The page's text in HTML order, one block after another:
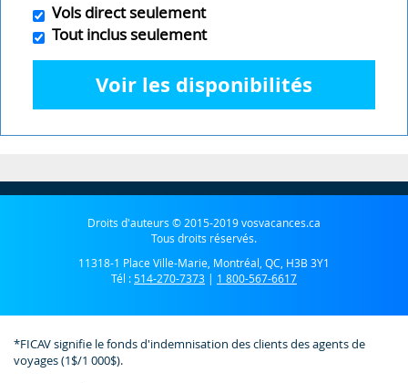
Vols direct seulement
Tout inclus seulement
Voir les disponibilités
Droits d'auteurs © 2015-2019 vosvacances.ca
Tous droits réservés.
11318-1 Place Ville-Marie, Montréal, QC, H3B 3Y1
Tél :514-270-7373 | 1 800-567-6617
*FICAV signifie le fonds d'indemnisation des clients des agents de
voyages (1$/1 000$).